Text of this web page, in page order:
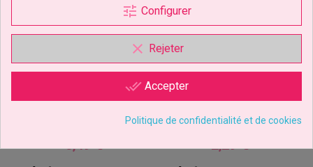
Bâtons De Sucettes 15cm
3,49 €
Bâtons À Sucettes 11,5 Cm
2,29 €
tune Configurer
clear Rejeter
done_all Accepter
Politique de confidentialité et de cookies